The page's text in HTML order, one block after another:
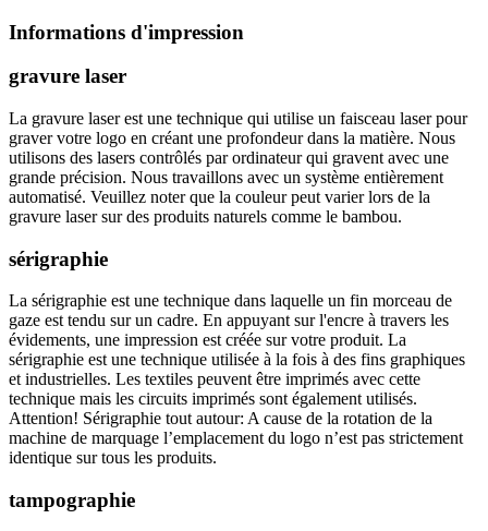
Informations d'impression
gravure laser
La gravure laser est une technique qui utilise un faisceau laser pour
graver votre logo en créant une profondeur dans la matière. Nous
utilisons des lasers contrôlés par ordinateur qui gravent avec une
grande précision. Nous travaillons avec un système entièrement
automatisé. Veuillez noter que la couleur peut varier lors de la
gravure laser sur des produits naturels comme le bambou.
sérigraphie
La sérigraphie est une technique dans laquelle un fin morceau de
gaze est tendu sur un cadre. En appuyant sur l'encre à travers les
évidements, une impression est créée sur votre produit. La
sérigraphie est une technique utilisée à la fois à des fins graphiques
et industrielles. Les textiles peuvent être imprimés avec cette
technique mais les circuits imprimés sont également utilisés.
Attention! Sérigraphie tout autour: A cause de la rotation de la
machine de marquage l’emplacement du logo n’est pas strictement
identique sur tous les produits.
tampographie